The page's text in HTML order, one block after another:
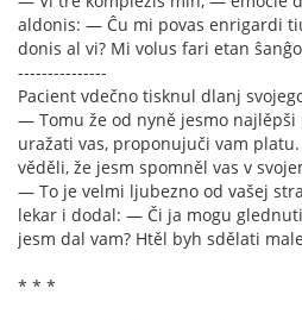
aldonis: — Ĉu mi povas enrigardi
donis al vi? Mi volus fari etan
---------------
Pacient vdečno tisknul dlanj
— Tomu že od nyně jesmo
uražati vas, proponujuči vam
věděli, že jesm spomněl vas v
— To je velmi ljubezno od vašej
lekar i dodal: — Či ja mogu
jesm dal vam? Htěl byh sdělati
* * *